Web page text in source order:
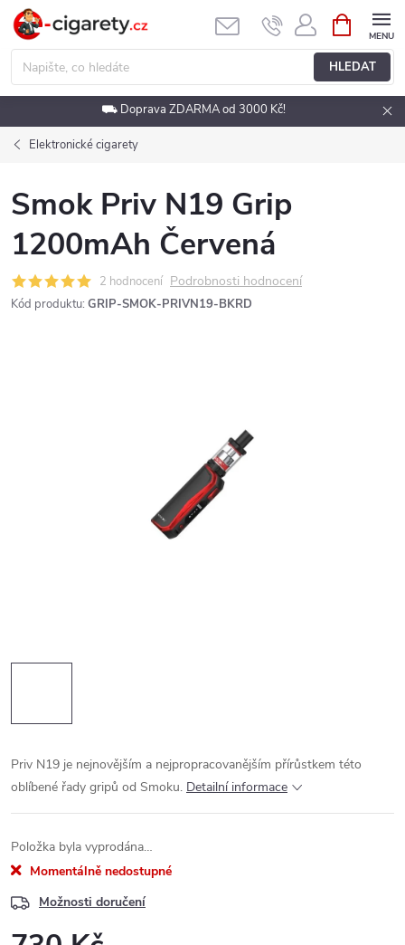
Přejít
obsah
HLEDAT
NÁKUPNÍ
KOŠÍK
⛟ Doprava ZDARMA od 3000 Kč!
Elektronické cigarety
Smok Priv N19 Grip
1200mAh Červená
2 hodnocení Podrobnosti hodnocení
Kód produktu: GRIP-SMOK-PRIVN19-BKRD
Priv N19 je nejnovějším a nejpropracovanějším přírůstkem této
oblíbené řady gripů od Smoku. Detailní informace
Položka byla vyprodána…
Momentálně nedostupné
Možnosti doručení